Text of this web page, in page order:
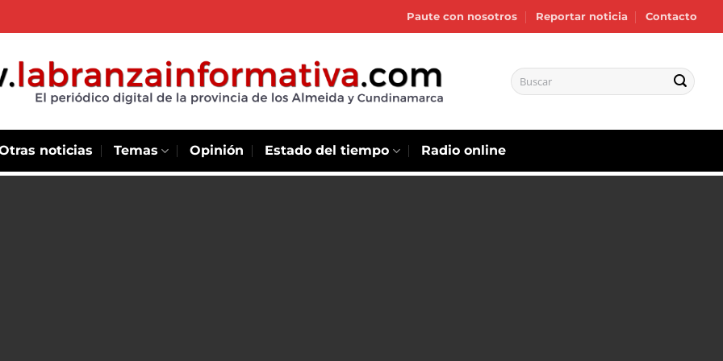
Paute con nosotros Reportar noticia Contacto
noticias Temas Opinión Estado del tiempo Radio online